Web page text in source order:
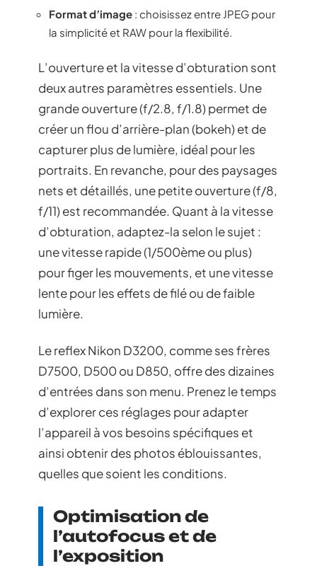
Format d’image : choisissez entre JPEG pour
la simplicité et RAW pour la flexibilité.
L’ouverture et la vitesse d’obturation sont
deux autres paramètres essentiels. Une
grande ouverture (f/2.8, f/1.8) permet de
créer un flou d’arrière-plan (bokeh) et de
capturer plus de lumière, idéal pour les
portraits. En revanche, pour des paysages
nets et détaillés, une petite ouverture (f/8,
f/11) est recommandée. Quant à la vitesse
d’obturation, adaptez-la selon le sujet :
une vitesse rapide (1/500ème ou plus)
pour figer les mouvements, et une vitesse
lente pour les effets de filé ou de faible
lumière.
Le reflex Nikon D3200, comme ses frères
D7500, D500 ou D850, offre des dizaines
d’entrées dans son menu. Prenez le temps
d’explorer ces réglages pour adapter
l’appareil à vos besoins spécifiques et
ainsi obtenir des photos éblouissantes,
quelles que soient les conditions.
Optimisation de
l’autofocus et de
l’exposition